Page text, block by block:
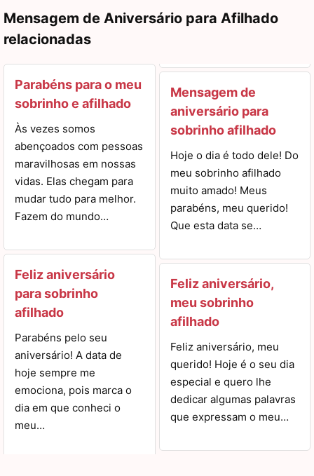
Mensagem de Aniversário para Afilhado
relacionadas
Parabéns para o meu
sobrinho e afilhado
Às vezes somos
abençoados com pessoas
maravilhosas em nossas
vidas. Elas chegam para
mudar tudo para melhor.
Fazem do mundo…
Feliz aniversário
para sobrinho
afilhado
Parabéns pelo seu
aniversário! A data de
hoje sempre me
emociona, pois marca o
dia em que conheci o
meu…
Mensagem de
aniversário para
sobrinho afilhado
Hoje o dia é todo dele! Do
meu sobrinho afilhado
muito amado! Meus
parabéns, meu querido!
Que esta data se…
Feliz aniversário,
meu sobrinho
afilhado
Feliz aniversário, meu
querido! Hoje é o seu dia
especial e quero lhe
dedicar algumas palavras
que expressam o meu…